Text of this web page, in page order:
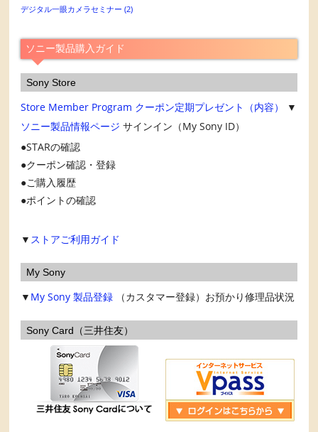
カ
ブ
デジタル一眼カメラセミナー (2)
ソニー製品購入ガイド
Sony Store
Store Member Program クーポン定期プレゼント（内容）
▼
ソニー製品情報ページ サインイン（My Sony ID）
STARの確認
クーポン確認・登録
ご購入履歴
ポイントの確認
▼ ストアご利用ガイド
My Sony
▼ My Sony 製品登録 （カスタマー登録）お預かり修理品状況
Sony Card（三井住友）